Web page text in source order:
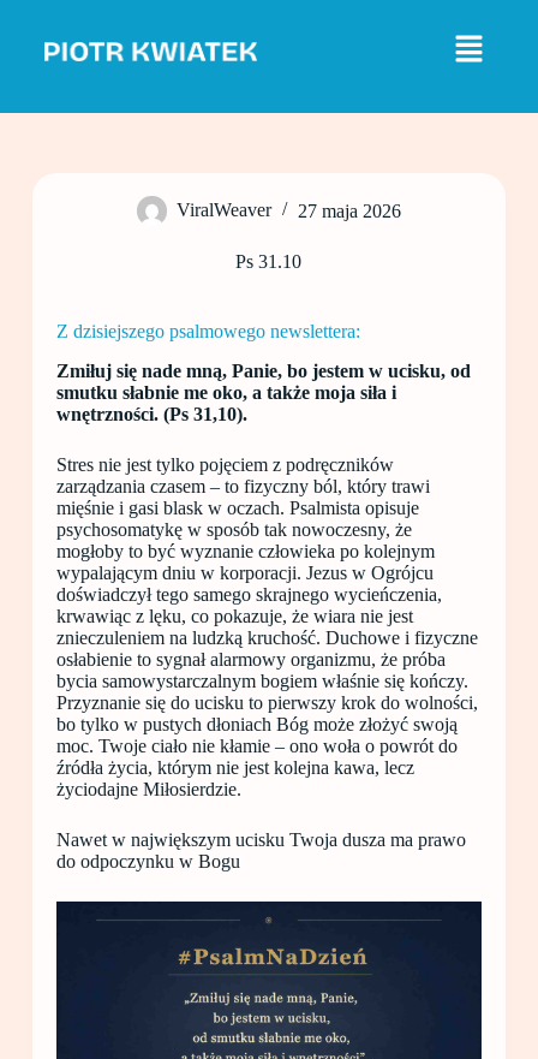
j
ViralWeaver 27 maja 2026
Ps 31.10
Z dzisiejszego psalmowego newslettera:
Zmiłuj się nade mną, Panie, bo jestem w ucisku, od
smutku słabnie me oko, a także moja siła i
wnętrzności. (Ps 31,10).
Stres nie jest tylko pojęciem z podręczników
zarządzania czasem – to fizyczny ból, który trawi
mięśnie i gasi blask w oczach. Psalmista opisuje
psychosomatykę w sposób tak nowoczesny, że
mogłoby to być wyznanie człowieka po kolejnym
wypalającym dniu w korporacji. Jezus w Ogrójcu
doświadczył tego samego skrajnego wycieńczenia,
krwawiąc z lęku, co pokazuje, że wiara nie jest
znieczuleniem na ludzką kruchość. Duchowe i fizyczne
osłabienie to sygnał alarmowy organizmu, że próba
bycia samowystarczalnym bogiem właśnie się kończy.
Przyznanie się do ucisku to pierwszy krok do wolności,
bo tylko w pustych dłoniach Bóg może złożyć swoją
moc. Twoje ciało nie kłamie – ono woła o powrót do
źródła życia, którym nie jest kolejna kawa, lecz
życiodajne Miłosierdzie.
Nawet w największym ucisku Twoja dusza ma prawo
do odpoczynku w Bogu